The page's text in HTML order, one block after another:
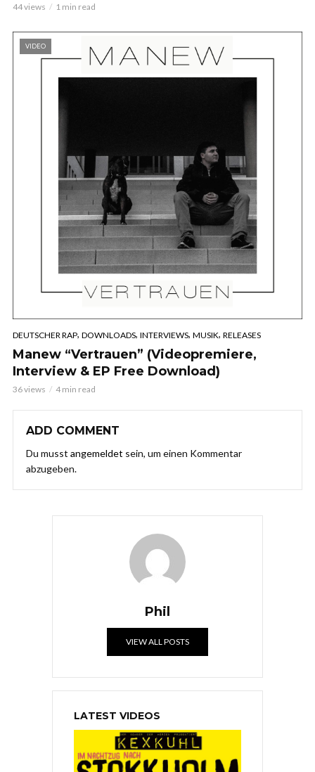
44 views 1 min read
VIDEO
DEUTSCHER RAP, DOWNLOADS, INTERVIEWS, MUSIK, RELEASES
Manew “Vertrauen” (Videopremiere,
Interview & EP Free Download)
36 views 4 min read
ADD COMMENT
Du musst angemeldet sein, um einen Kommentar
abzugeben.
Phil
VIEW ALL POSTS
LATEST VIDEOS